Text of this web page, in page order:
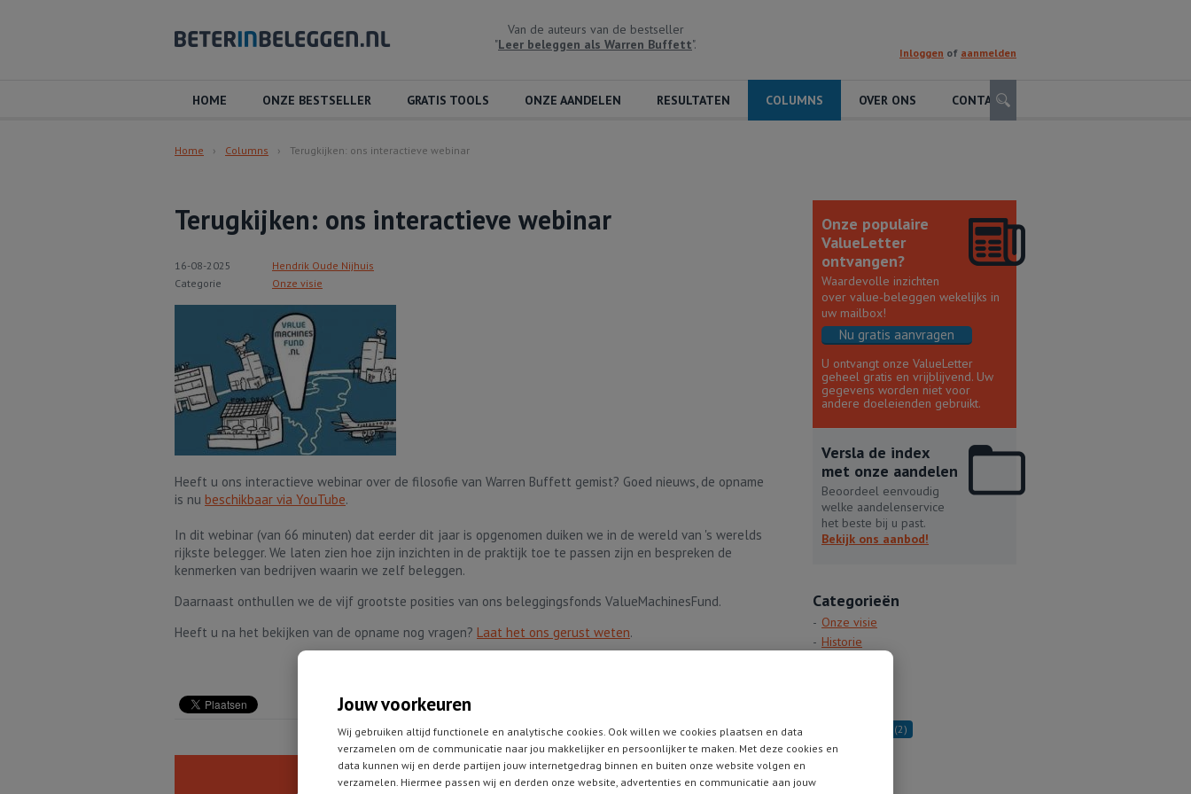
Jouw voorkeuren
Wij gebruiken altijd functionele en analytische cookies. Ook willen we cookies plaatsen en data
verzamelen om de communicatie naar jou makkelijker en persoonlijker te maken. Met deze cookies en
data kunnen wij en derde partijen jouw internetgedrag binnen en buiten onze website volgen en
verzamelen. Hiermee passen wij en derden onze website, advertenties en communicatie aan jouw
Van de auteurs van de bestseller
"Leer beleggen als Warren Buffett".
Inloggen of aanmelden
HOME ONZE BESTSELLER GRATIS TOOLS ONZE AANDELEN RESULTATEN COLUMNS OVER ONS CONTACT
Zoeken
Home Columns Terugkijken: ons interactieve webinar
Terugkijken: ons interactieve webinar
16-08-2025
Hendrik Oude Nijhuis
Categorie
Onze visie
Heeft u ons interactieve webinar over de filosofie van Warren Buffett gemist? Goed nieuws, de opname
is nu beschikbaar via YouTube.
In dit webinar (van 66 minuten) dat eerder dit jaar is opgenomen duiken we in de wereld van 's werelds
rijkste belegger. We laten zien hoe zijn inzichten in de praktijk toe te passen zijn en bespreken de
kenmerken van bedrijven waarin we zelf beleggen.
Daarnaast onthullen we de vijf grootste posities van ons beleggingsfonds ValueMachinesFund.
Heeft u na het bekijken van de opname nog vragen? Laat het ons gerust weten.
Onze populaire
ValueLetter
ontvangen?
Waardevolle inzichten
over value-beleggen wekelijks in
uw mailbox!
Nu gratis aanvragen
U ontvangt onze ValueLetter
geheel gratis en vrijblijvend. Uw
gegevens worden niet voor
andere doeleienden gebruikt.
Versla de index
met onze aandelen
Beoordeel eenvoudig
welke aandelenservice
het beste bij u past.
Bekijk ons aanbod!
Categorieën
Onze visie
Historie
(2)